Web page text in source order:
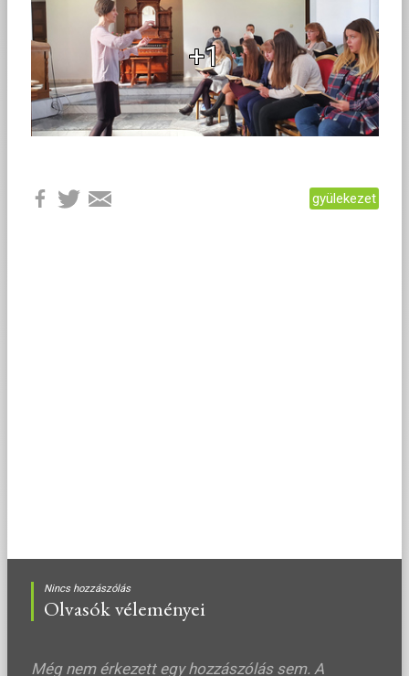
+1
gyülekezet
Nincs hozzászólás
Olvasók véleményei
Még nem érkezett egy hozzászólás sem. A